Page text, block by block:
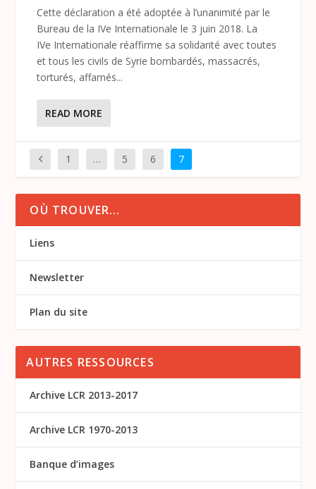
Cette déclaration a été adoptée à l’unanimité par le
Bureau de la IVe Internationale le 3 juin 2018. La
IVe Internationale réaffirme sa solidarité avec toutes
et tous les civils de Syrie bombardés, massacrés,
torturés, affamés...
READ MORE
1 … 5 6 7
OÙ TROUVER…
Liens
Newsletter
Plan du site
AUTRES RESSOURCES
Archive LCR 2013-2017
Archive LCR 1970-2013
Banque d’images